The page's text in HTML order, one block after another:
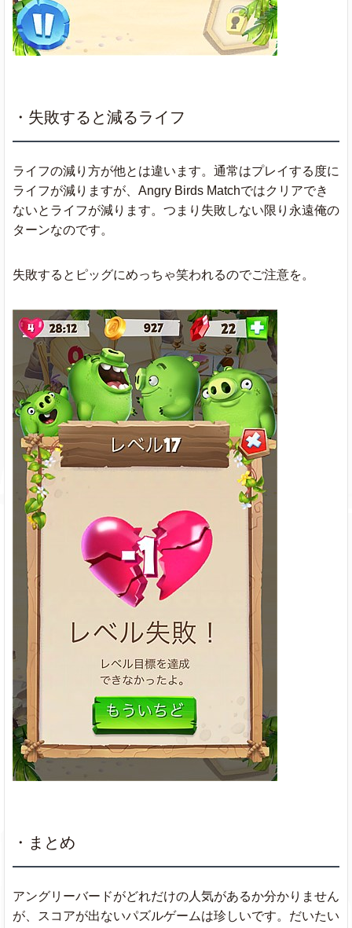
・失敗すると減るライフ
ライフの減り方が他とは違います。通常はプレイする度に
ライフが減りますが、Angry Birds Matchではクリアでき
ないとライフが減ります。つまり失敗しない限り永遠俺の
ターンなのです。
失敗するとピッグにめっちゃ笑われるのでご注意を。
・まとめ
アングリーバードがどれだけの人気があるか分かりません
が、スコアが出ないパズルゲームは珍しいです。だいたい